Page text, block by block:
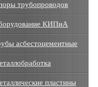
трубопроводов
КИПиА
асбестоцементные
пластины